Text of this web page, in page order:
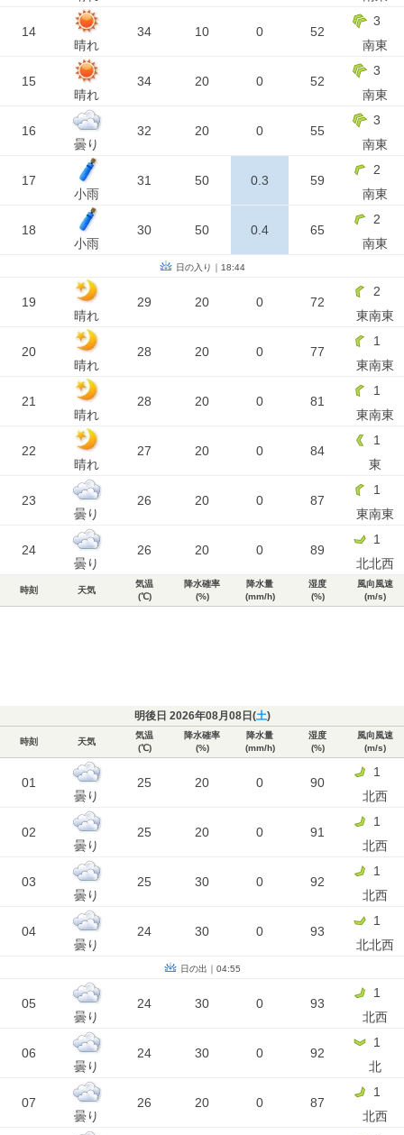
14
晴れ
34 10 0 52
3
南東
15
晴れ
34 20 0 52
3
南東
16
曇り
32 20 0 55
3
南東
17
小雨
31 50 0.3 59
2
南東
18
小雨
30 50 0.4 65
2
南東
日の入り｜18:44
19
晴れ
29 20 0 72
2
東南東
20
晴れ
28 20 0 77
1
東南東
21
晴れ
28 20 0 81
1
東南東
22
晴れ
27 20 0 84
1
東
23
曇り
26 20 0 87
1
東南東
24
曇り
26 20 0 89
1
北北西
時刻 天気
気温
(℃)
降水確率
(%)
降水量
(mm/h)
湿度
(%)
風向風速
(m/s)
明後日 2026年08月08日(土)
時刻 天気
気温
(℃)
降水確率
(%)
降水量
(mm/h)
湿度
(%)
風向風速
(m/s)
01
曇り
25 20 0 90
1
北西
02
曇り
25 20 0 91
1
北西
03
曇り
25 30 0 92
1
北西
04
曇り
24 30 0 93
1
北北西
日の出｜04:55
05
曇り
24 30 0 93
1
北西
06
曇り
24 30 0 92
1
北
07
曇り
26 20 0 87
1
北西